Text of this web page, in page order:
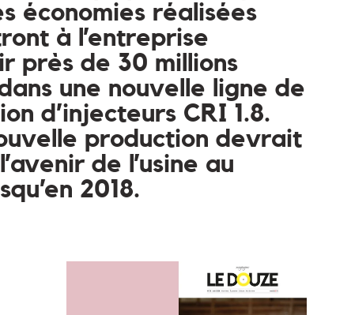
économies réalisées
à l’entreprise
près de 30 millions
une nouvelle ligne de
d’injecteurs CRI 1.8.
production devrait
de l’usine au
2018.